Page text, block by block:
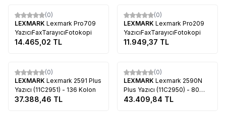
(0)
LEXMARK Lexmark Pro709
YazıcıFaxTarayıcıFotokopi
14.465,02 TL
(0)
LEXMARK Lexmark Pro209
YazıcıFaxTarayıcıFotokopi
11.949,37 TL
(0)
LEXMARK Lexmark 2591 Plus
Yazıcı (11C2951) - 136 Kolon
37.388,46 TL
(0)
LEXMARK Lexmark 2590N
Plus Yazıcı (11C2950) - 80
Kolon
43.409,84 TL